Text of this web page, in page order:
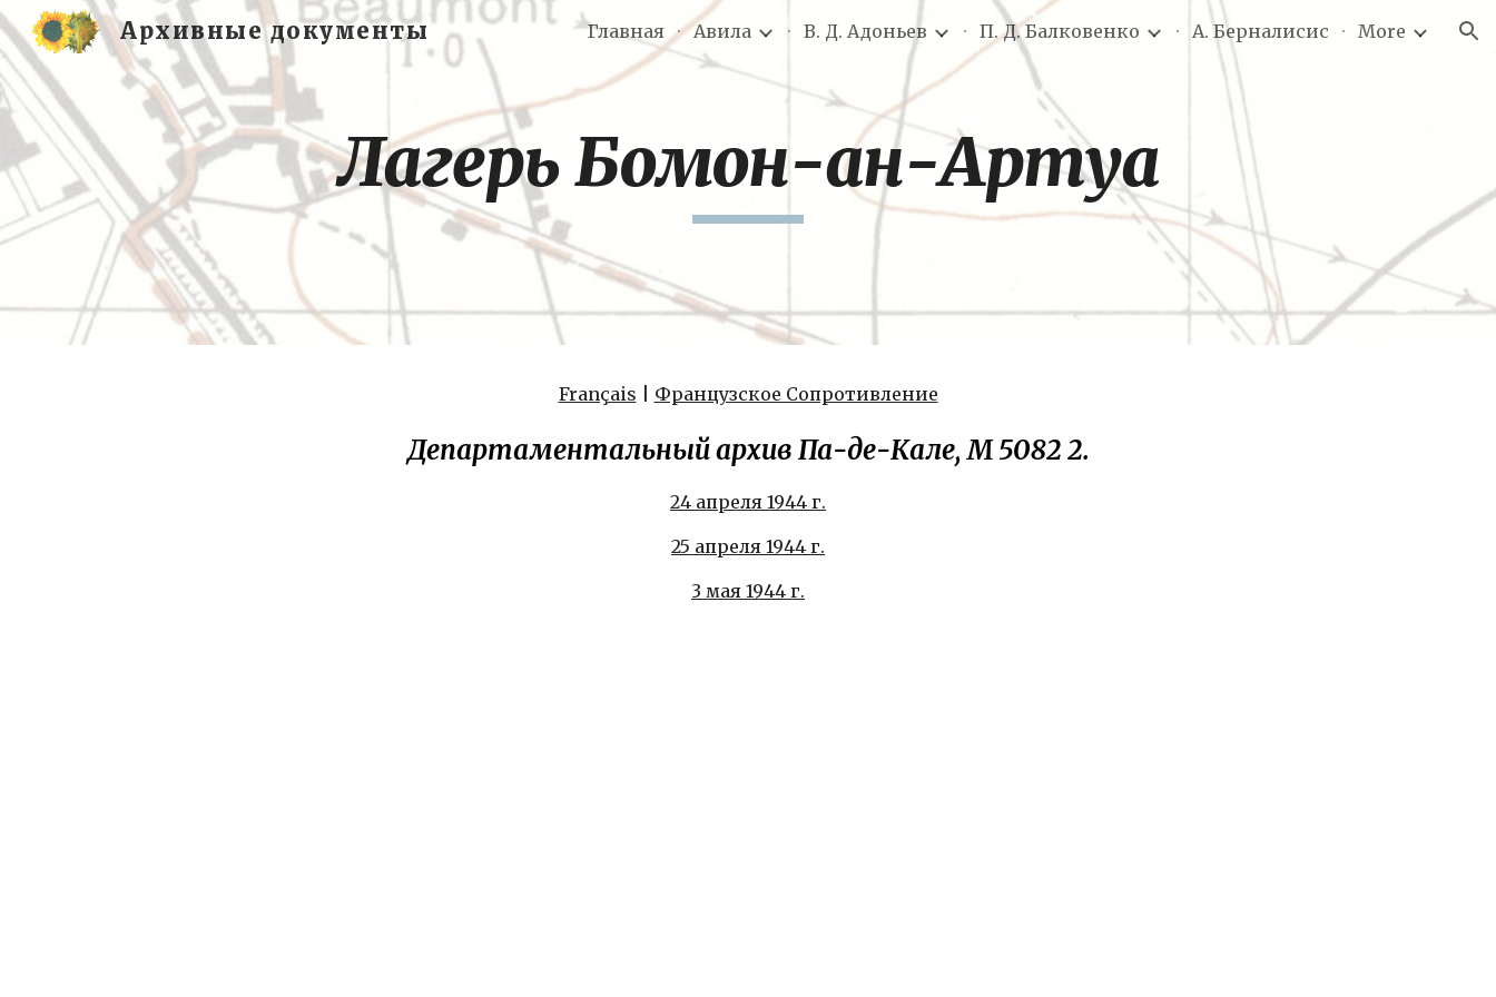
Skip to main content Skip to navigation
Архивные документы Главная Авила В. Д. Адоньев П. Д. Балковенко А. Берналисис More
Лагерь Бомон-ан-Артуа
Français Французское Сопротивление
Департаментальный архив Па-де-Кале, M 5082 2.
24 апреля 1944 г.
25 апреля 1944 г.
3 мая 1944 г.